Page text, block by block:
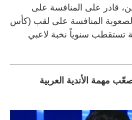
قادر على المنافسة على
المنافسة على لقب (كأس
تستقطب سنوياً نخبة لاعبي
مهمة الأندية العربية